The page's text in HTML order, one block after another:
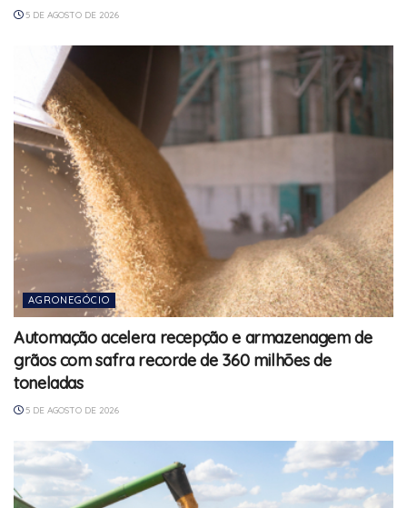
5 DE AGOSTO DE 2026
AGRONEGÓCIO
Automação acelera recepção e armazenagem de
grãos com safra recorde de 360 milhões de
toneladas
5 DE AGOSTO DE 2026